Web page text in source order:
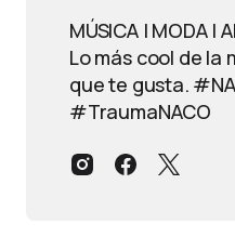
MÚSICA | MODA |
Lo más cool de la
que te gusta.
#TraumaNACO